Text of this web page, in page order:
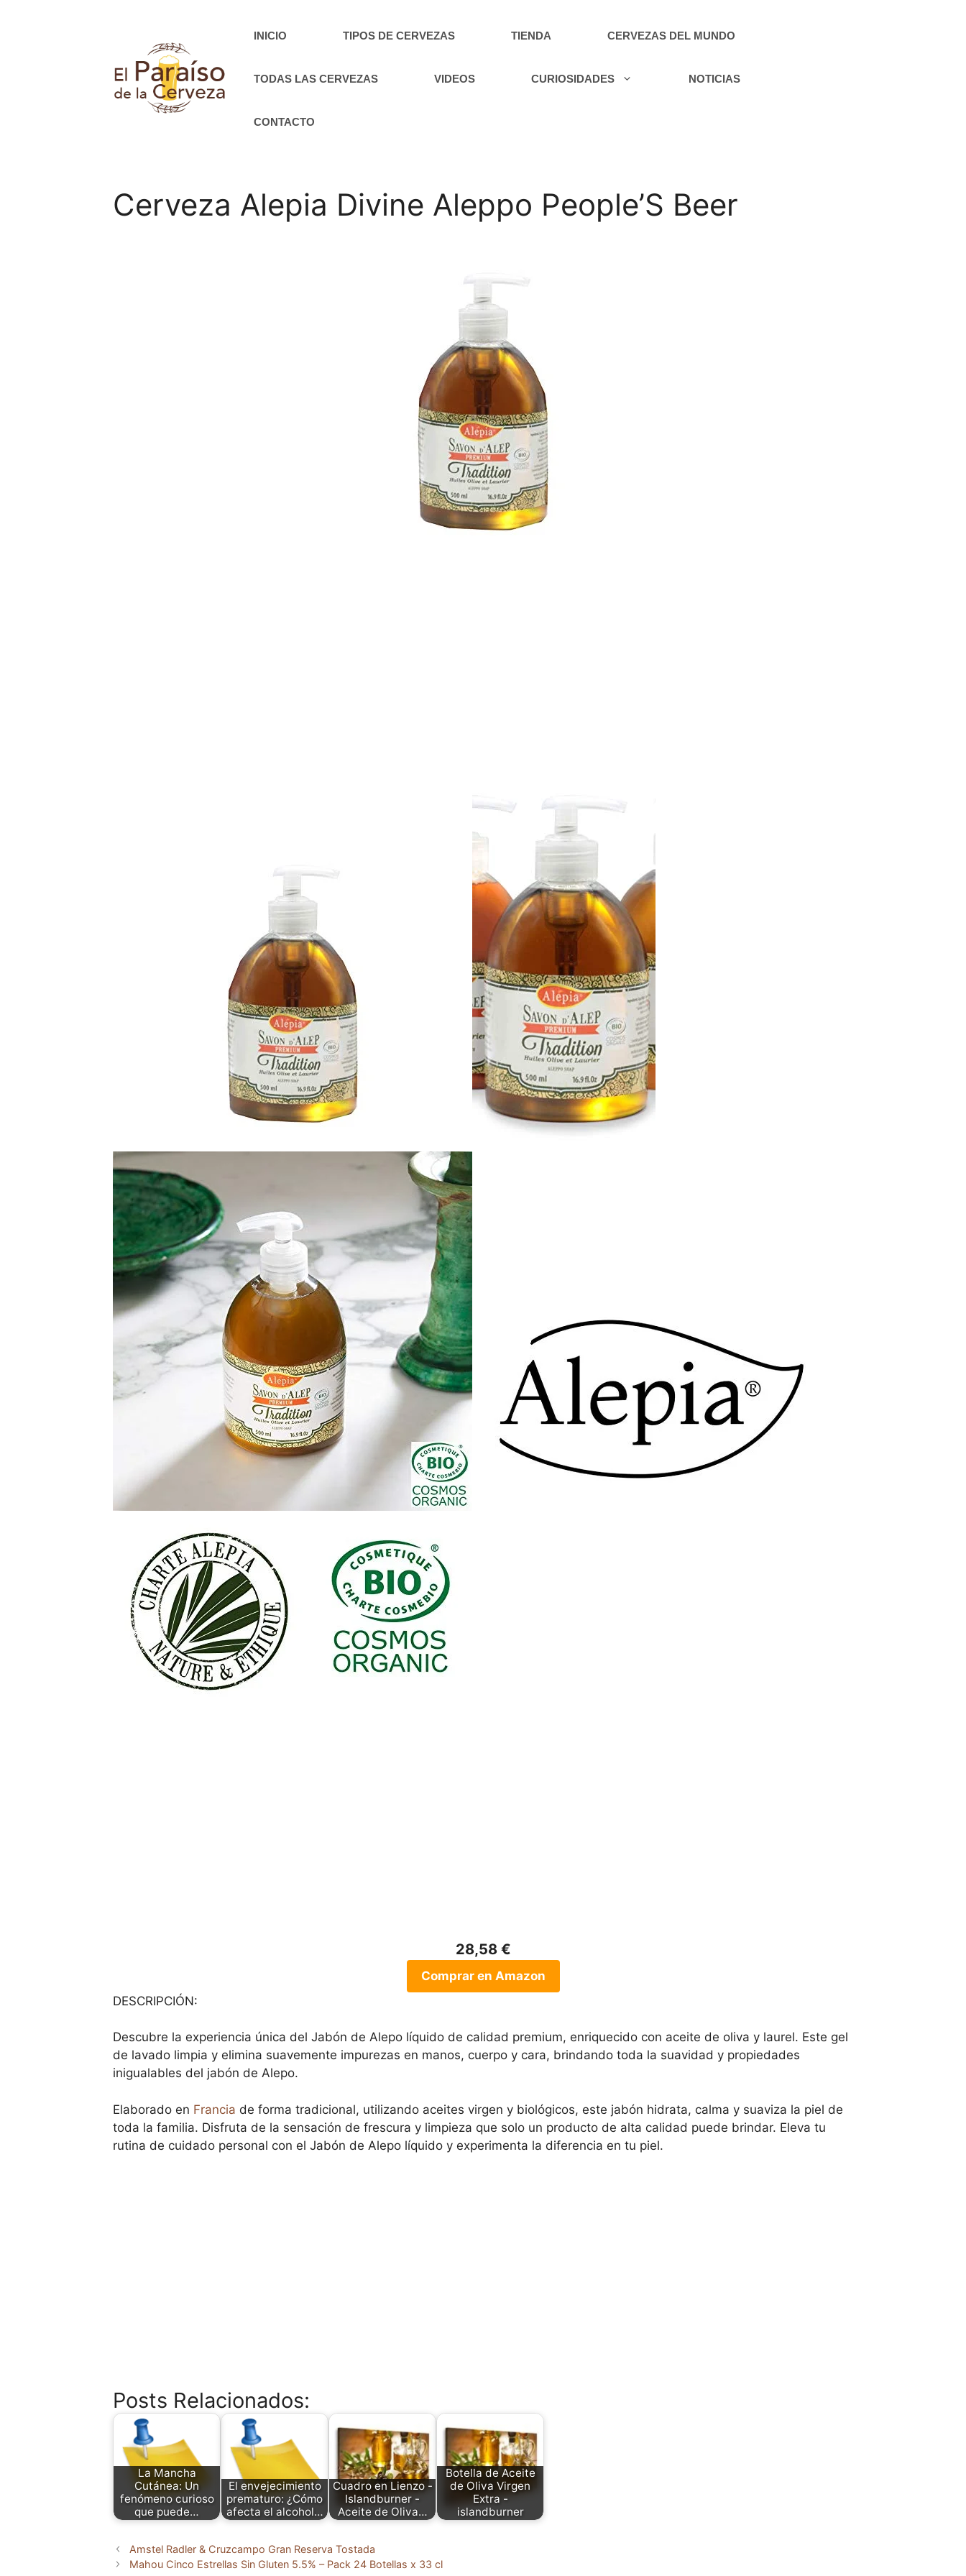
INICIO TIPOS DE CERVEZAS TIENDA CERVEZAS DEL MUNDO
TODAS LAS CERVEZAS VIDEOS CURIOSIDADES NOTICIAS
CONTACTO
Cerveza Alepia Divine Aleppo People’S Beer
28,58 €
Comprar en Amazon
DESCRIPCIÓN:
Descubre la experiencia única del Jabón de Alepo líquido de calidad premium, enriquecido con aceite de oliva y laurel. Este gel
de lavado limpia y elimina suavemente impurezas en manos, cuerpo y cara, brindando toda la suavidad y propiedades
inigualables del jabón de Alepo.
Elaborado en Francia de forma tradicional, utilizando aceites virgen y biológicos, este jabón hidrata, calma y suaviza la piel de
toda la familia. Disfruta de la sensación de frescura y limpieza que solo un producto de alta calidad puede brindar. Eleva tu
rutina de cuidado personal con el Jabón de Alepo líquido y experimenta la diferencia en tu piel.
Posts Relacionados:
La Mancha
Cutánea: Un
fenómeno curioso
que puede…
El envejecimiento
prematuro: ¿Cómo
afecta el alcohol…
Cuadro en Lienzo -
Islandburner -
Aceite de Oliva…
Botella de Aceite
de Oliva Virgen
Extra -
islandburner
Amstel Radler & Cruzcampo Gran Reserva Tostada
Mahou Cinco Estrellas Sin Gluten 5.5% – Pack 24 Botellas x 33 cl